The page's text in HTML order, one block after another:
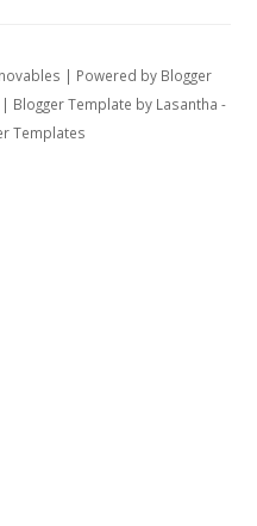
| Powered by Blogger
| Blogger Template by Lasantha -
Templates